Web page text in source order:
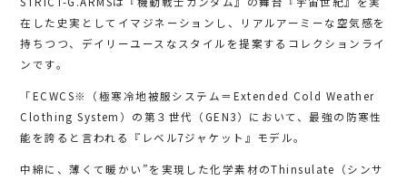
在した史実としてイマジネーションし、リアルアーミーな空気感を
持ちつつ、デイリーユースなスタイルを提案するコレクションライ
ンです。
「ECWCS※（極寒冷地被服システム＝Extended Cold Weather
Clothing System）の第３世代（GEN3）において、最強の防寒性
能を誇ると言われる『レベル7ジャケット』モデル。
中綿に、薄くて暖かい”を実現した化学素材のThinsulate（シンサ